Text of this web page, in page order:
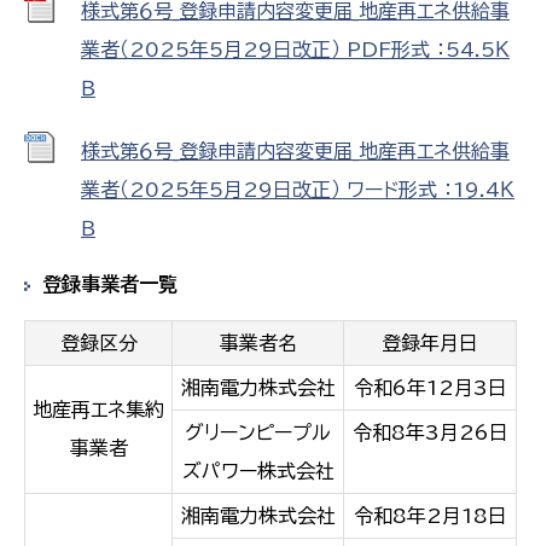
様式第６号_登録申請内容変更届_地産再エネ供給事
業者（2025年5月29日改正） PDF形式 ：54.5Ｋ
Ｂ
様式第６号_登録申請内容変更届_地産再エネ供給事
業者（2025年5月29日改正） ワード形式 ：19.4Ｋ
Ｂ
登録事業者一覧
登録区分 事業者名 登録年月日
地産再エネ集約
事業者
湘南電力株式会社 令和6年12月3日
グリーンピープル
ズパワー株式会社
令和8年3月26日
湘南電力株式会社 令和8年2月18日